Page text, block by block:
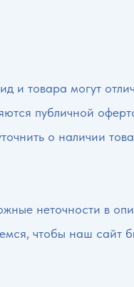
и товара могут
публичной
о наличии
неточности в
чтобы наш сайт